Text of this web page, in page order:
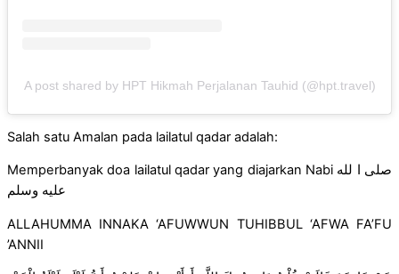
A post shared by HPT Hikmah Perjalanan Tauhid (@hpt.travel)
Salah satu Amalan pada lailatul qadar adalah:
Memperbanyak doa lailatul qadar yang diajarkan Nabi صلى ا لله
عليه وسلم
ALLAHUMMA INNAKA ‘AFUWWUN TUHIBBUL ‘AFWA FA’FU
’ANNII